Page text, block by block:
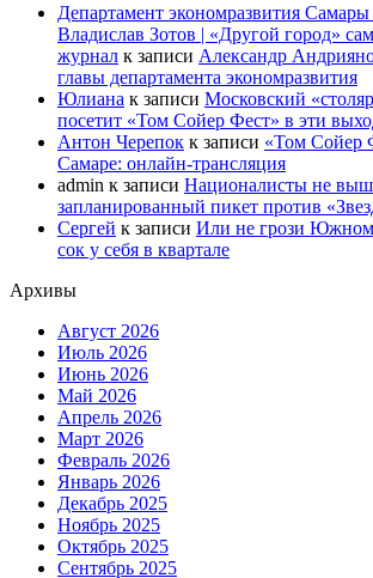
Департамент экономразвития Самары
Владислав Зотов | «Другой город»
журнал к записи Александр
главы департамента экономразвития
Юлиана к записи Московский
посетит «Том Сойер Фест» в эти
Антон Черепок к записи «Том Сойер
Самаре: онлайн-трансляция
admin к записи Националисты не
запланированный пикет против
Сергей к записи Или не грози
сок у себя в квартале
Архивы
Август 2026
Июль 2026
Июнь 2026
Май 2026
Апрель 2026
Март 2026
Февраль 2026
Январь 2026
Декабрь 2025
Ноябрь 2025
Октябрь 2025
Сентябрь 2025